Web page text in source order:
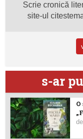
Scrie cronică
site-ul
s-ar